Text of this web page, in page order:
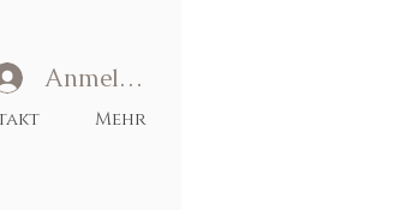
Anmelden
Mehr